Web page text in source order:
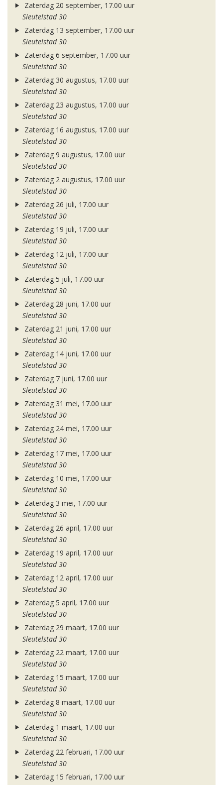
Zaterdag 20 september, 17.00 uur
Sleutelstad 30
Zaterdag 13 september, 17.00 uur
Sleutelstad 30
Zaterdag 6 september, 17.00 uur
Sleutelstad 30
Zaterdag 30 augustus, 17.00 uur
Sleutelstad 30
Zaterdag 23 augustus, 17.00 uur
Sleutelstad 30
Zaterdag 16 augustus, 17.00 uur
Sleutelstad 30
Zaterdag 9 augustus, 17.00 uur
Sleutelstad 30
Zaterdag 2 augustus, 17.00 uur
Sleutelstad 30
Zaterdag 26 juli, 17.00 uur
Sleutelstad 30
Zaterdag 19 juli, 17.00 uur
Sleutelstad 30
Zaterdag 12 juli, 17.00 uur
Sleutelstad 30
Zaterdag 5 juli, 17.00 uur
Sleutelstad 30
Zaterdag 28 juni, 17.00 uur
Sleutelstad 30
Zaterdag 21 juni, 17.00 uur
Sleutelstad 30
Zaterdag 14 juni, 17.00 uur
Sleutelstad 30
Zaterdag 7 juni, 17.00 uur
Sleutelstad 30
Zaterdag 31 mei, 17.00 uur
Sleutelstad 30
Zaterdag 24 mei, 17.00 uur
Sleutelstad 30
Zaterdag 17 mei, 17.00 uur
Sleutelstad 30
Zaterdag 10 mei, 17.00 uur
Sleutelstad 30
Zaterdag 3 mei, 17.00 uur
Sleutelstad 30
Zaterdag 26 april, 17.00 uur
Sleutelstad 30
Zaterdag 19 april, 17.00 uur
Sleutelstad 30
Zaterdag 12 april, 17.00 uur
Sleutelstad 30
Zaterdag 5 april, 17.00 uur
Sleutelstad 30
Zaterdag 29 maart, 17.00 uur
Sleutelstad 30
Zaterdag 22 maart, 17.00 uur
Sleutelstad 30
Zaterdag 15 maart, 17.00 uur
Sleutelstad 30
Zaterdag 8 maart, 17.00 uur
Sleutelstad 30
Zaterdag 1 maart, 17.00 uur
Sleutelstad 30
Zaterdag 22 februari, 17.00 uur
Sleutelstad 30
Zaterdag 15 februari, 17.00 uur